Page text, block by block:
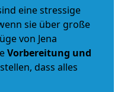
eine stressige
sie über große
von Jena
Vorbereitung und
dass alles